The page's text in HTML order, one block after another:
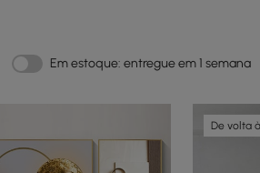
Em estoque: entregue em 1 semana
De volta